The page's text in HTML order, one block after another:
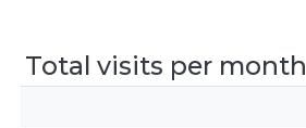
Total visits per month